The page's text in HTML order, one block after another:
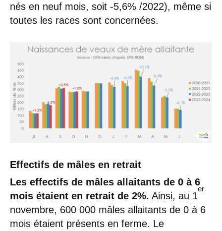
nés en neuf mois, soit -5,6% /2022), même si
toutes les races sont concernées.
Effectifs de mâles en retrait
Les effectifs de mâles allaitants de 0 à 6
mois étaient en retrait de 2%. Ainsi, au 1
er
novembre, 600 000 mâles allaitants de 0 à 6
mois étaient présents en ferme. Le